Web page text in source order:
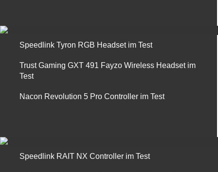
Speedlink Tyron RGB Headset im Test
Trust Gaming GXT 491 Fayzo Wireless Headset im
Test
Nacon Revolution 5 Pro Controller im Test
Speedlink RAIT NX Controller im Test